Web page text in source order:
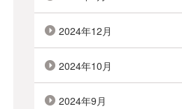
2024年12月
2024年10月
2024年9月